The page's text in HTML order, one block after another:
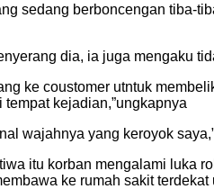
sedang berboncengan tiba-
dia, ia juga mengaku
ke coustomer utntuk
kejadian,”ungkapnya
wajahnya yang keroyok
itu korban mengalami luka
ke rumah sakit